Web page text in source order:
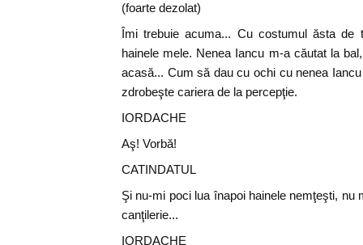
(foarte dezolat)
Îmi trebuie acuma... Cu costumul ăsta
hainele mele. Nenea Iancu m-a căutat la
acasă... Cum să dau cu ochi cu nenea
zdrobeşte cariera de la percepţie.
IORDACHE
Aş! Vorbă!
CATINDATUL
Şi nu-mi poci lua înapoi hainele nemţeşti, nu
canţilerie...
IORDACHE